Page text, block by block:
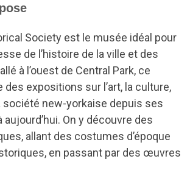
Society est le musée idéal pour
de l’histoire de la ville et des
à l’ouest de Central Park, ce
expositions sur l’art, la culture,
société new-yorkaise depuis ses
aujourd’hui. On y découvre des
allant des costumes d’époque
en passant par des œuvres